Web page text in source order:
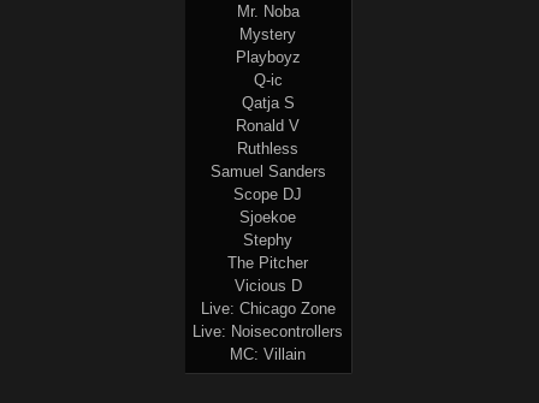
Mr. Noba
Mystery
Playboyz
Q-ic
Qatja S
Ronald V
Ruthless
Samuel Sanders
Scope DJ
Sjoekoe
Stephy
The Pitcher
Vicious D
Live: Chicago Zone
Live: Noisecontrollers
MC: Villain